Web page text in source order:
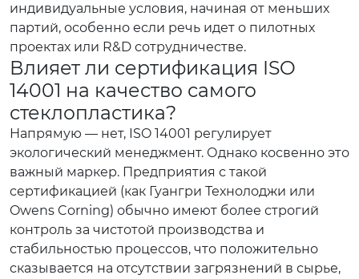
индивидуальные условия, начиная от меньших
партий, особенно если речь идет о пилотных
проектах или R&D сотрудничестве.
Влияет ли сертификация ISO
14001 на качество самого
стеклопластика?
Напрямую — нет, ISO 14001 регулирует
экологический менеджмент. Однако косвенно это
важный маркер. Предприятия с такой
сертификацией (как Гуангри Технолоджи или
Owens Corning) обычно имеют более строгий
контроль за чистотой производства и
стабильностью процессов, что положительно
сказывается на отсутствии загрязнений в сырье,